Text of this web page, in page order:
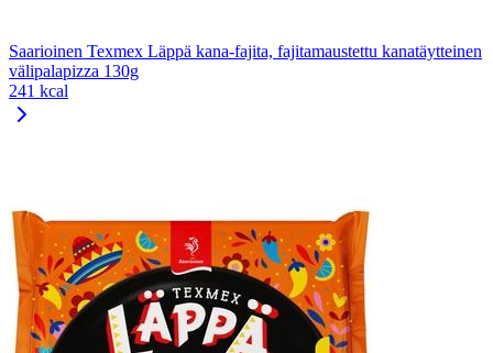
Saarioinen Texmex Läppä kana-fajita, fajitamaustettu kanatäytteinen
välipalapizza 130g
241 kcal